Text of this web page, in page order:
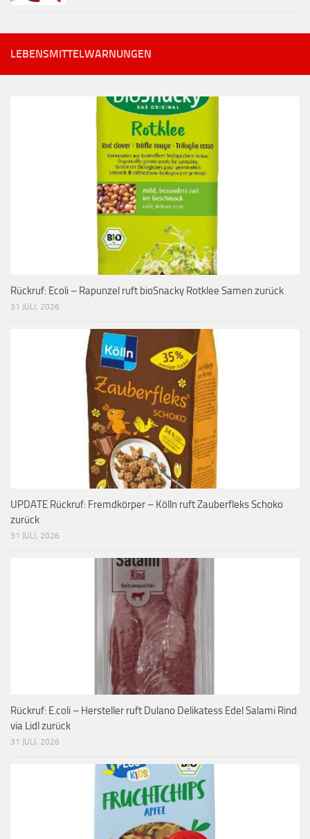
LEBENSMITTELWARNUNGEN
Rückruf: Ecoli – Rapunzel ruft bioSnacky Rotklee Samen zurück
31 JULI, 2026
UPDATE Rückruf: Fremdkörper – Kölln ruft Zauberfleks Schoko
zurück
31 JULI, 2026
Rückruf: E.coli – Hersteller ruft Dulano Delikatess Edel Salami Rind
via Lidl zurück
31 JULI, 2026